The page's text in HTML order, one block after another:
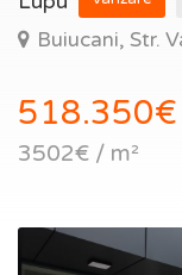
Buiucani, Str.
518.350€
3502€ / m²